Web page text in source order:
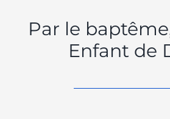
Par le
Enfant de